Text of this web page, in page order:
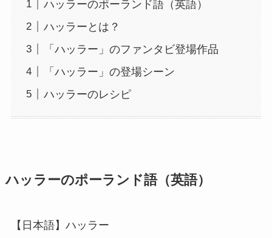
ハッラーのポーランド語（英語）
ハッラーとは？
「ハッラー」のファンタビ登場作品
「ハッラー」の登場シーン
ハッラーのレシピ
ハッラーのポーランド語（英語）
【日本語】ハッラー